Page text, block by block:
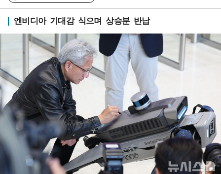
엔비디아 기대감 식으며 상승분 반납